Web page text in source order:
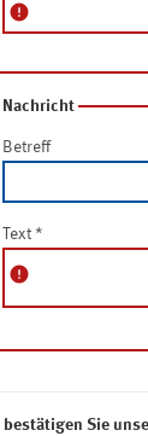
error
Nachricht
Betreff
Text *
error
Sie